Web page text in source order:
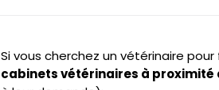
Si vous cherchez un vétérinaire
cabinets vétérinaires à proximité